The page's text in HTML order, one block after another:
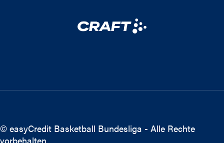
© easyCredit Basketball Bundesliga - Alle Rechte
vorbehalten